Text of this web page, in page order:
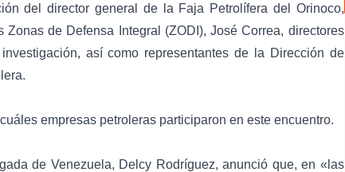
del director general de la Faja Petrolífera del Orinoco,
de Defensa Integral (ZODI), José Correa, directores
así como representantes de la Dirección de
empresas petroleras participaron en este encuentro.
de Venezuela, Delcy Rodríguez, anunció que, en «las